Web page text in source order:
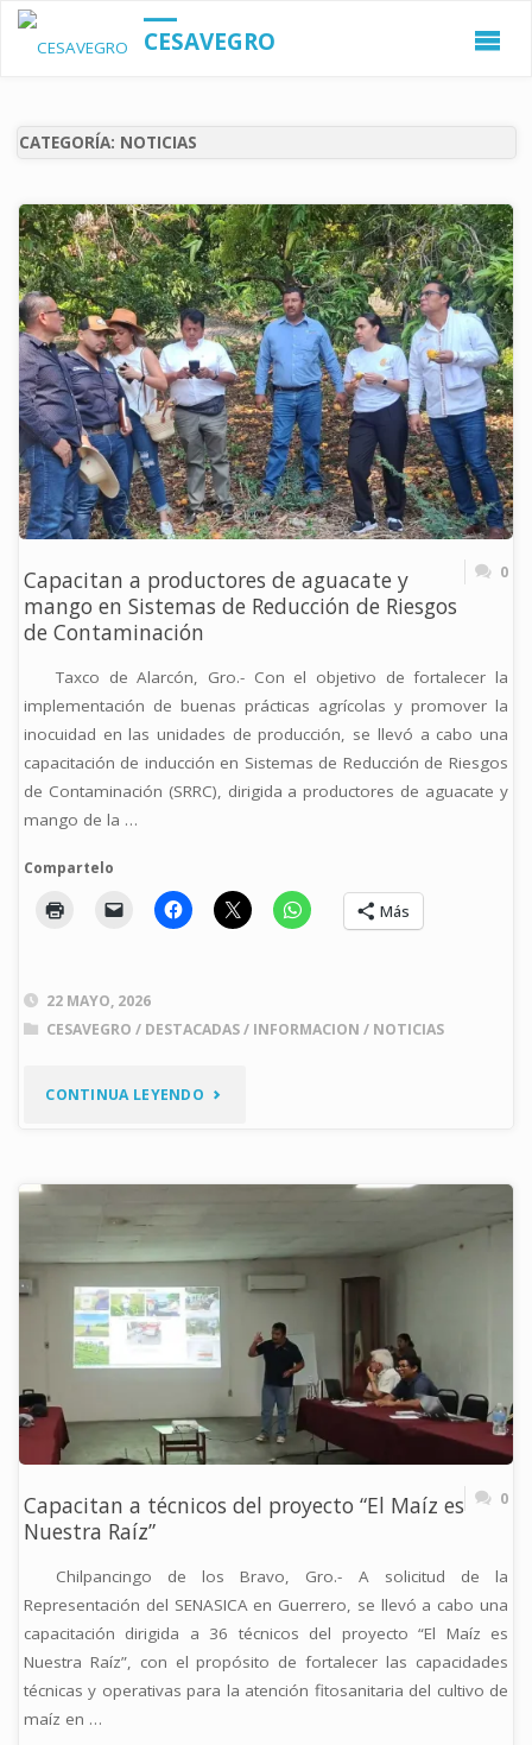
CESAVEGRO
CATEGORÍA: NOTICIAS
Capacitan a productores de aguacate y
mango en Sistemas de Reducción de Riesgos
de Contaminación
0
Taxco de Alarcón, Gro.- Con el objetivo de fortalecer la
implementación de buenas prácticas agrícolas y promover la
inocuidad en las unidades de producción, se llevó a cabo una
capacitación de inducción en Sistemas de Reducción de Riesgos
de Contaminación (SRRC), dirigida a productores de aguacate y
mango de la …
Compartelo
Más
22 MAYO, 2026
CESAVEGRO / DESTACADAS/ INFORMACION / NOTICIAS
CONTINUA LEYENDO "CAPACITAN
PRODUCTORES
AGUACATE
Y
EN
DE
REDUCCIÓN
DE
RIESGOS
Capacitan a técnicos del proyecto “El Maíz es
Nuestra Raíz”
0
Chilpancingo de los Bravo, Gro.- A solicitud de la
Representación del SENASICA en Guerrero, se llevó a cabo una
capacitación dirigida a 36 técnicos del proyecto “El Maíz es
Nuestra Raíz”, con el propósito de fortalecer las capacidades
técnicas y operativas para la atención fitosanitaria del cultivo de
maíz en …